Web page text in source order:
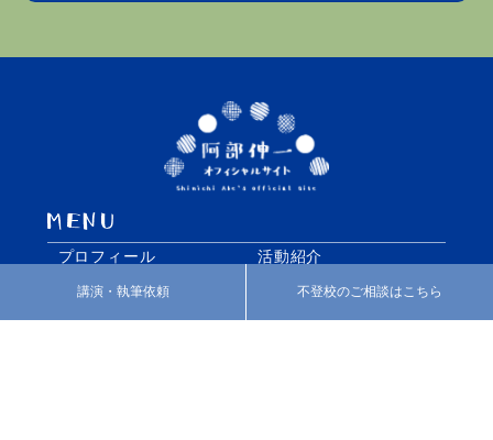
講演・執筆依頼 不登校のご相談はこちら
プロフィール
活動紹介
カウンセリング
あべのブログ